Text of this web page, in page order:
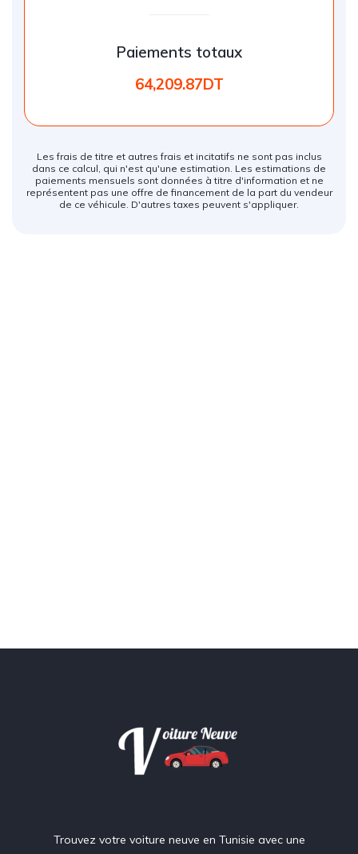
Paiements totaux
64,209.87DT
Les frais de titre et autres frais et incitatifs ne sont pas inclus
dans ce calcul, qui n'est qu'une estimation. Les estimations de
paiements mensuels sont données à titre d'information et ne
représentent pas une offre de financement de la part du vendeur
de ce véhicule. D'autres taxes peuvent s'appliquer.
Trouvez votre voiture neuve en Tunisie avec une